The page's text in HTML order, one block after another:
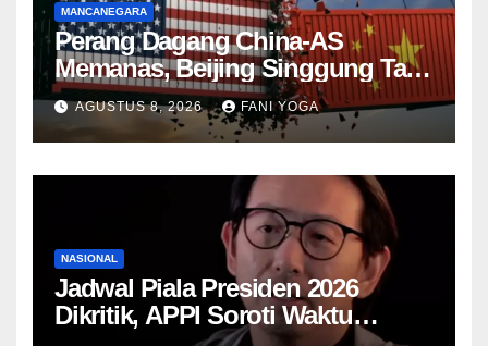
MANCANEGARA
Perang Dagang China-AS
Memanas, Beijing Singgung Tarif
Trump dan Penyelidikan
Keamanan Nasional
AGUSTUS 8, 2026 FANI YOGA
NASIONAL
Jadwal Piala Presiden 2026
Dikritik, APPI Soroti Waktu